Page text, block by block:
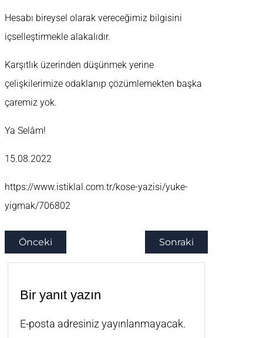
Hesabı bireysel olarak vereceğimiz bilgisini
içselleştirmekle alakalıdır.
Karşıtlık üzerinden düşünmek yerine
çelişkilerimize odaklanıp çözümlemekten başka
çaremiz yok.
Ya Selâm!
15.08.2022
https://www.istiklal.com.tr/kose-yazisi/yuke-
yigmak/706802
Önceki Sonraki
Bir yanıt yazın
E-posta adresiniz yayınlanmayacak.